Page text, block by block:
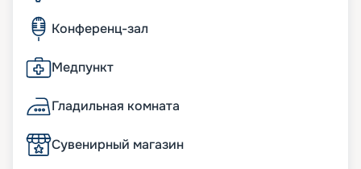
Конференц-зал
Медпункт
Гладильная комната
Сувенирный магазин